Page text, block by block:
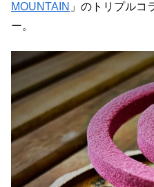
MOUNTAIN 」のトリプルコ
ー。